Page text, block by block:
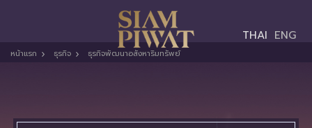
THAI ENG
หน้าแรก ธุรกิจ ธุรกิจพัฒนาอสังหาริมทรัพย์